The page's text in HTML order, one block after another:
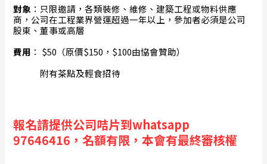
對象 ：只限邀請，各類裝修、維修、建築工程或物料供應
商，公司在工程業界營運超過一年以上，參加者必須是公司
股東、董事或高層
費用 ： $50（原價$150，$100由協會贊助）
附有茶點及輕食招待
報名請提供公司咭片到whatsapp
97646416，名額有限，本會有最終審核權